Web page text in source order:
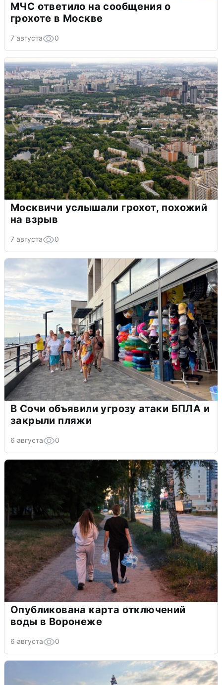
МЧС ответило на сообщения о
грохоте в Москве
7 августа 0
Москвичи услышали грохот, похожий
на взрыв
7 августа 0
В Сочи объявили угрозу атаки БПЛА и
закрыли пляжи
6 августа 0
Опубликована карта отключений
воды в Воронеже
6 августа 0